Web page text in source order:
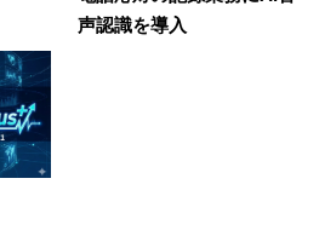
声認識を導入